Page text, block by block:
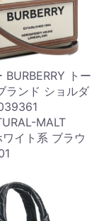
BURBERRY トー
ランド ショルダ
MALT
ワイト系 ブラウ